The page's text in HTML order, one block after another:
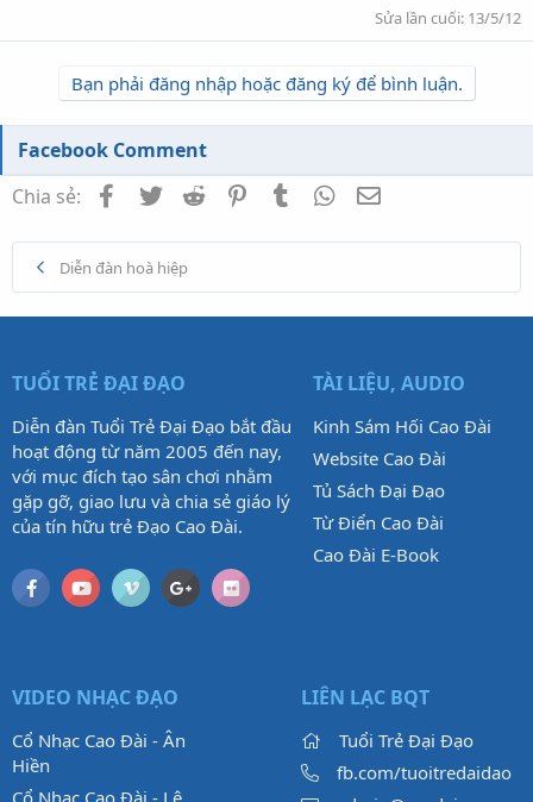
Sửa lần cuối: 13/5/12
Bạn phải đăng nhập hoặc đăng ký để bình luận.
Facebook Comment
Chia sẻ:
Facebook
TwitterReddit PinterestTumblrWhatsApp
Diễn đàn hoà hiệp
TUỔI TRẺ ĐẠI ĐẠO
Diễn đàn Tuổi Trẻ Đại Đạo bắt đầu
hoạt động từ năm 2005 đến nay,
với mục đích tạo sân chơi nhằm
gặp gỡ, giao lưu và chia sẻ giáo lý
của tín hữu trẻ Đạo Cao Đài.
TÀI LIỆU, AUDIO
Kinh Sám Hối Cao Đài
Website Cao Đài
Tủ Sách Đại Đạo
Từ Điển Cao Đài
Cao Đài E-Book
VIDEO NHẠC ĐẠO
Cổ Nhạc Cao Đài - Ân
Hiền
Cổ Nhạc Cao Đài - Lệ
LIÊN LẠC BQT
Tuổi Trẻ Đại Đạo
fb.com/tuoitredaidao